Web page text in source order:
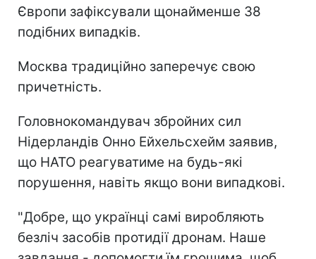
Європи зафіксували щонайменше 38
подібних випадків.
Москва традиційно заперечує свою
причетність.
Головнокомандувач збройних сил
Нідерландів Онно Ейхельсхейм заявив,
що НАТО реагуватиме на будь-які
порушення, навіть якщо вони випадкові.
"Добре, що українці самі виробляють
безліч засобів протидії дронам. Наше